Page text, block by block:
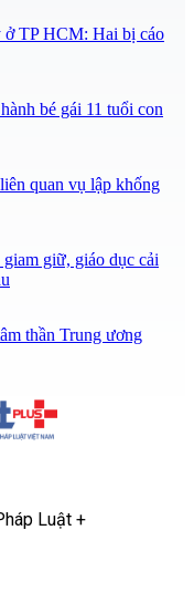
ở TP HCM: Hai bị cáo
bé gái 11 tuổi con
quan vụ lập khống
giữ, giáo dục cải
thần Trung ương
Luật +